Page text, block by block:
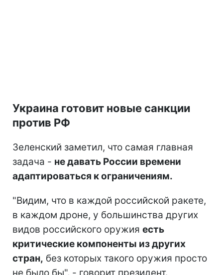
Украина готовит новые санкции
против РФ
Зеленский заметил, что самая главная
задача - не давать России времени
адаптироваться к ограничениям.
"Видим, что в каждой российской ракете,
в каждом дроне, у большинства других
видов российского оружия есть
критические компоненты из других
стран, без которых такого оружия просто